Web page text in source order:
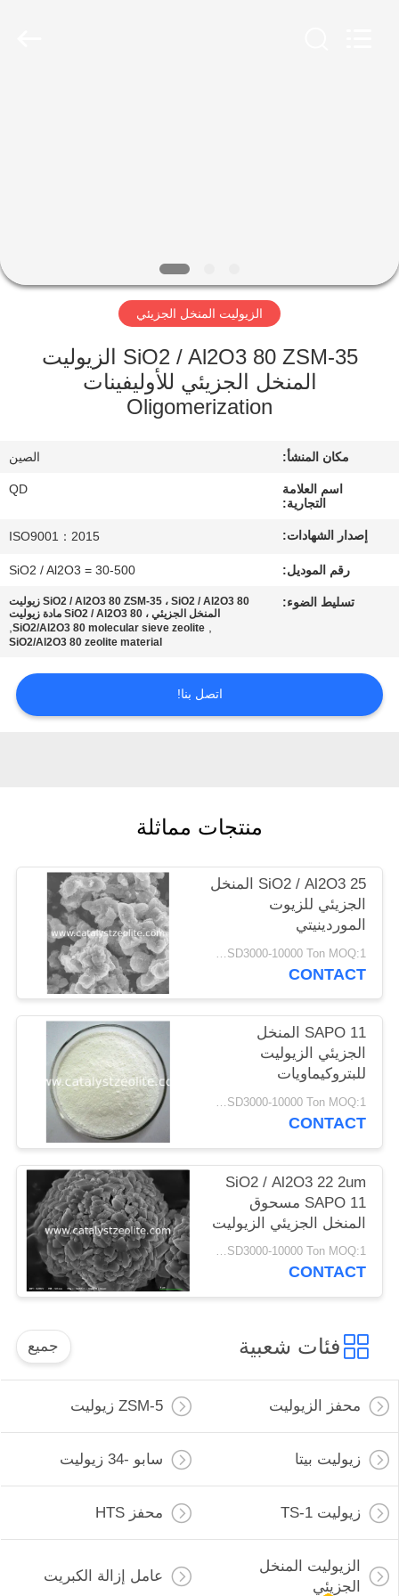
جولة
المعمل
خريطة
الزيوليت المنخل الجزيئي
SiO2 / Al2O3 80 ZSM-35 الزيوليت
المنخل الجزيئي للأوليفينات
Oligomerization
مكان المنشأ: الصين
اسم العلامة
التجارية:
QD
إصدار الشهادات: ISO9001：2015
رقم الموديل: SiO2 / Al2O3 = 30-500
تسليط الضوء:
SiO2 / Al2O3 80 ZSM-35 ، SiO2 / Al2O3 80 زيوليت
المنخل الجزيئي ، SiO2 / Al2O3 80 مادة زيوليت
,
SiO2/Al2O3 80 molecular sieve zeolite
,
SiO2/Al2O3 80 zeolite material
اتصل بنا!
منتجات مماثلة
SiO2 / Al2O3 25 المنخل
الجزيئي للزيوت
الموردينيتي
USD3000-10000 Ton MOQ:1 كغم
CONTACT
SAPO 11 المنخل
الجزيئي الزيوليت
للبتروكيماويات
USD3000-10000 Ton MOQ:1 كغم
CONTACT
SiO2 / Al2O3 22 2um
SAPO 11 مسحوق
المنخل الجزيئي الزيوليت
USD3000-10000 Ton MOQ:1 كغم
CONTACT
فئات شعبية جميع
محفز الزيوليت ZSM-5 زيوليت
زيوليت بيتا سابو -34 زيوليت
زيوليت TS-1 محفز HTS
الزيوليت المنخل
الجزيئي
عامل إزالة الكبريت